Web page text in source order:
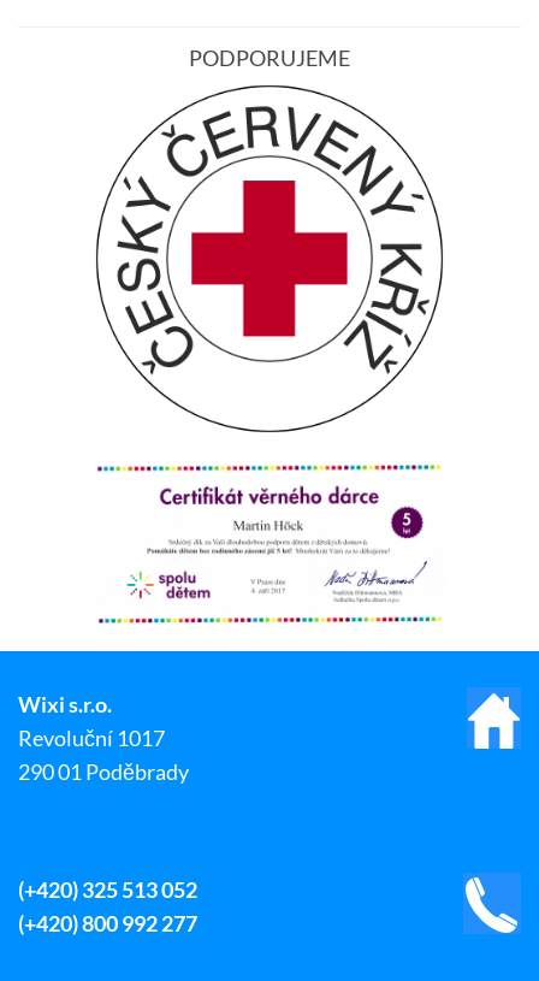
PODPORUJEME
Wixi s.r.o.
Revoluční 1017
290 01 Poděbrady
(+420) 325 513 052
(+420) 800 992 277